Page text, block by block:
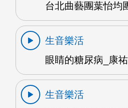
台北曲藝團葉怡均
生音樂活
眼睛的糖尿病_康
生音樂活